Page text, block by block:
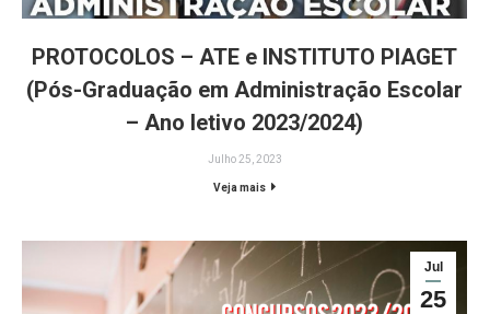
PROTOCOLOS – ATE e INSTITUTO PIAGET
(Pós-Graduação em Administração Escolar
– Ano letivo 2023/2024)
Julho 25, 2023
Veja mais
Jul
25